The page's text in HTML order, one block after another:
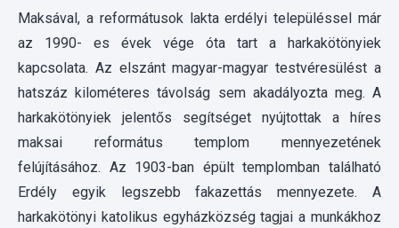
harkakötönyiek jelentős segítséget nyújtottak a híres
maksai református templom mennyezetének
felújításához. Az 1903-ban épült templomban található
Erdély egyik legszebb fakazettás mennyezete. A
harkakötönyi katolikus egyházközség tagjai a munkákhoz
szükséges, speciális festék beszerzésében segítettek.
Az erdélyiek viszonzásul egy kőkeresztet hoztak
ajándékba Harkakötönybe, ahol korábban még nem